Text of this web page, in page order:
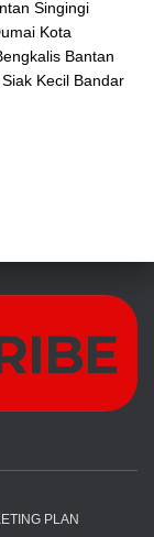
Singingi
Kota
Bantan
Kecil Bandar
PLAN